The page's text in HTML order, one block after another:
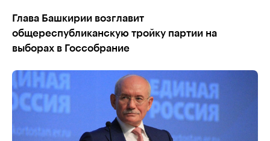
Глава Башкирии возглавит
общереспубликанскую тройку партии на
выборах в Госсобрание